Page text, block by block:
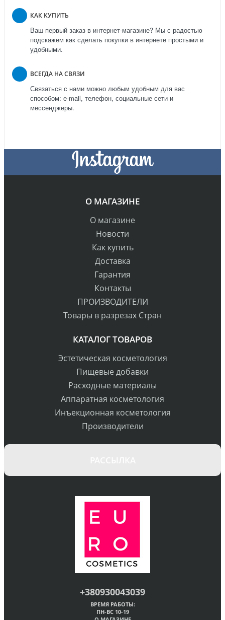
КАК КУПИТЬ
Ваш первый заказ в интернет-магазине? Мы с радостью
подскажем как сделать покупки в интернете простыми и
удобными.
ВСЕГДА НА СВЯЗИ
Связаться с нами можно любым удобным для вас
способом: e-mail, телефон, социальные сети и
мессенджеры.
О МАГАЗИНЕ
О магазине
Новости
Как купить
Доставка
Гарантия
Контакты
ПРОИЗВОДИТЕЛИ
Товары в разрезах Стран
КАТАЛОГ ТОВАРОВ
Эстетическая косметология
Пищевые добавки
Расходные материалы
Аппаратная косметология
Инъекционная косметология
Производители
+380930043039
ВРЕМЯ РАБОТЫ:
ПН-ВС 10-19